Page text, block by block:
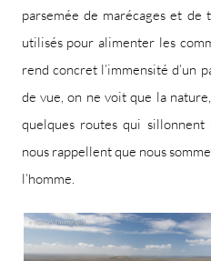
parsemée de marécages et de
utilisés pour alimenter les
rend concret l’immensité d’un
de vue, on ne voit que la
quelques routes qui
nous rappellent que nous
l’homme.